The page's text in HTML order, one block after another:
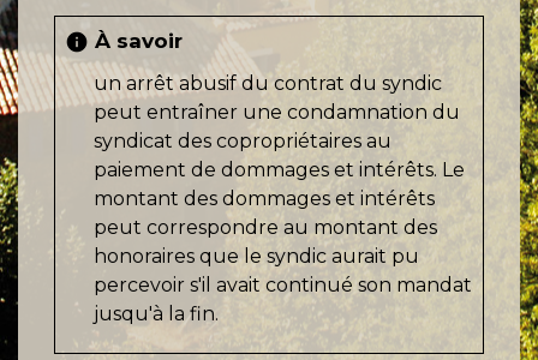
info À savoir
un arrêt abusif du contrat du syndic
peut entraîner une condamnation du
syndicat des copropriétaires au
paiement de dommages et intérêts. Le
montant des dommages et intérêts
peut correspondre au montant des
honoraires que le syndic aurait pu
percevoir s'il avait continué son mandat
jusqu'à la fin.